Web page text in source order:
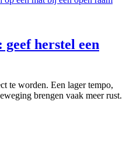
herstel een
te worden. Een lager tempo,
brengen vaak meer rust.